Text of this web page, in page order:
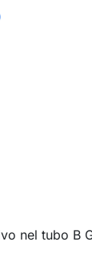
nel tubo B